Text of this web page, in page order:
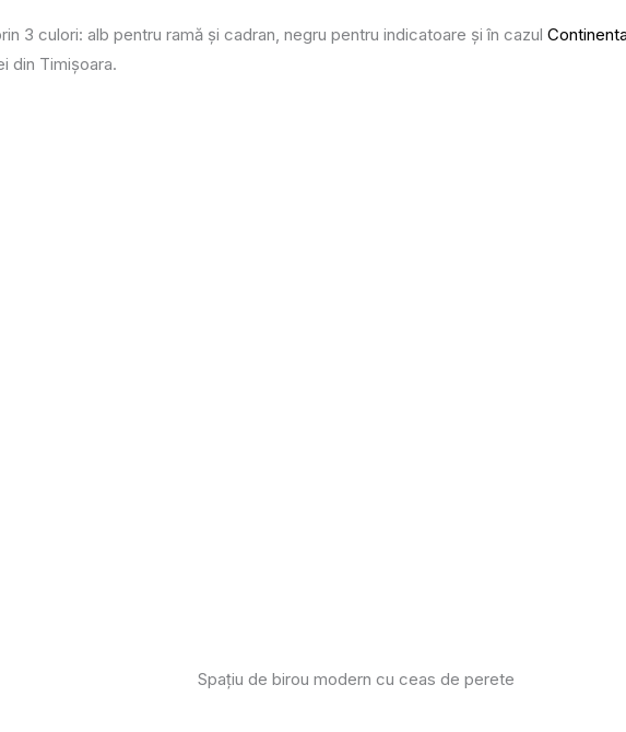
3 culori: alb pentru ramă și cadran, negru pentru indicatoare și în cazul
din Timișoara.
Spațiu de birou modern cu ceas de perete